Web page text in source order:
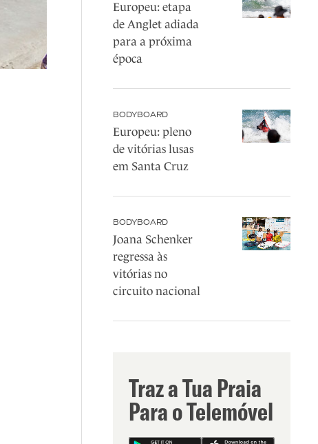
Europeu: etapa
de Anglet adiada
para a próxima
época
BODYBOARD
Europeu: pleno
de vitórias lusas
em Santa Cruz
BODYBOARD
Joana Schenker
regressa às
vitórias no
circuito nacional
Traz a Tua Praia
Para o Telemóvel